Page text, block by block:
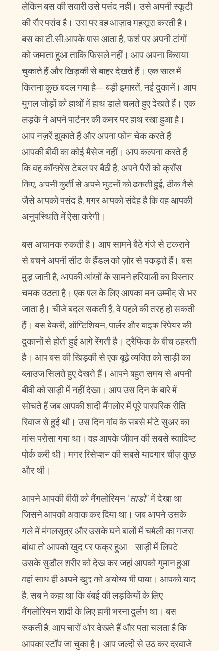
लेकिन बस की सवारी उसे पसंद नहीं। उसे अपनी स्कूटी
की सैर पसंद है। उस पर वह आज़ाद महसूस करती है।
बस का टी.सी.आपके पास आता है, फर्श पर अपनी टांगों
को जमाता हुआ ताकि फिसले नहीं। आप अपना किराया
चुकाते हैं और खिड़की से बाहर देखते हैं। एक साल में
कितना कुछ बदल गया है— बड़ी इमारतें, नई दुकानें। आप
युगल जोड़ों को हाथों में हाथ डाले चलते हुए देखते हैं। एक
लड़के ने अपने पार्टनर की कमर पर हाथ रखा हुआ है।
आप नज़रें झुकाते हैं और अपना फोन चेक करते हैं।
आपकी बीवी का कोई मैसेज नहीं। आप कल्पना करते हैं
कि वह कॉन्फ़्रेंस टेबल पर बैठी है, अपने पैरों को क्रॉस
किए, अपनी कुर्ती से अपने घुटनों को ढकती हुई, ठीक वैसे
जैसे आपको पसंद है, मगर आपको संदेह है कि वह आपकी
अनुपस्थिति में ऐसा करेगी।
बस अचानक रुकती है। आप सामने बैठे गंजे से टकराने
से बचने अपनी सीट के हैंडल को ज़ोर से पकड़ते हैं। बस
मुड़ जाती है, आपकी आंखों के सामने हरियाली का विस्तार
चमक उठता है। एक पल के लिए आपका मन उम्मीद से भर
जाता है। चीजें बदल सकती हैं, वे पहले की तरह हो सकती
हैं। बस बेकरी, ऑप्टिशियन, पार्लर और बाइक रिपेयर की
दुकानों से होती हुई आगे रेंगती है। ट्रैफिक के बीच ठहरती
है। आप बस की खिड़की से एक बूढ़े व्यक्ति को साड़ी का
ब्लाउज सिलते हुए देखते हैं। आपने बहुत समय से अपनी
बीवी को साड़ी में नहीं देखा। आप उस दिन के बारे में
सोचते हैं जब आपकी शादी मैंगलोर में पूरे पारंपरिक रीति
रिवाज से हुई थी। उस दिन गांव के सबसे मोटे सुअर का
मांस परोसा गया था। वह आपके जीवन की सबसे स्वादिष्ट
पोर्क करी थी। मगर रिसेप्शन की सबसे यादगार चीज़ कुछ
और थी।
आपने आपकी बीवी को मैंगलोरियन ‘साडो‘’ में देखा था
जिसने आपको अवाक कर दिया था। जब आपने उसके
गले में मंगलसूत्र और उसके घने बालों में चमेली का गजरा
बांधा तो आपको खुद पर फक्र हुआ। साड़ी में लिपटे
उसके सुडौल शरीर को देख कर जहां आपको गुमान हुआ
वहां साथ ही आपने खुद को अयोग्य भी पाया। आपको याद
है, सब ने कहा था कि बंबई की लड़कियों के लिए
मैंगलोरियन शादी के लिए हामी भरना दुर्लभ था। बस
रुकती है, आप चारों ओर देखते हैं और पता चलता है कि
आपका स्टॉप जा चुका है। आप जल्दी से उठ कर दरवाजे